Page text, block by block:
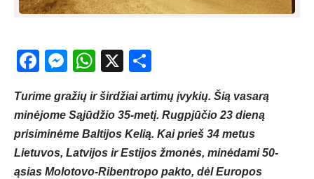
Facebook
Messenger
WhatsApp
X
Turime gražių ir širdžiai artimų įvykių. Šią vasarą
minėjome Sąjūdžio 35-metį. Rugpjūčio 23 dieną
prisiminėme Baltijos Kelią. Kai prieš 34 metus
Lietuvos, Latvijos ir Estijos žmonės, minėdami 50-
ąsias Molotovo-Ribentropo pakto, dėl Europos